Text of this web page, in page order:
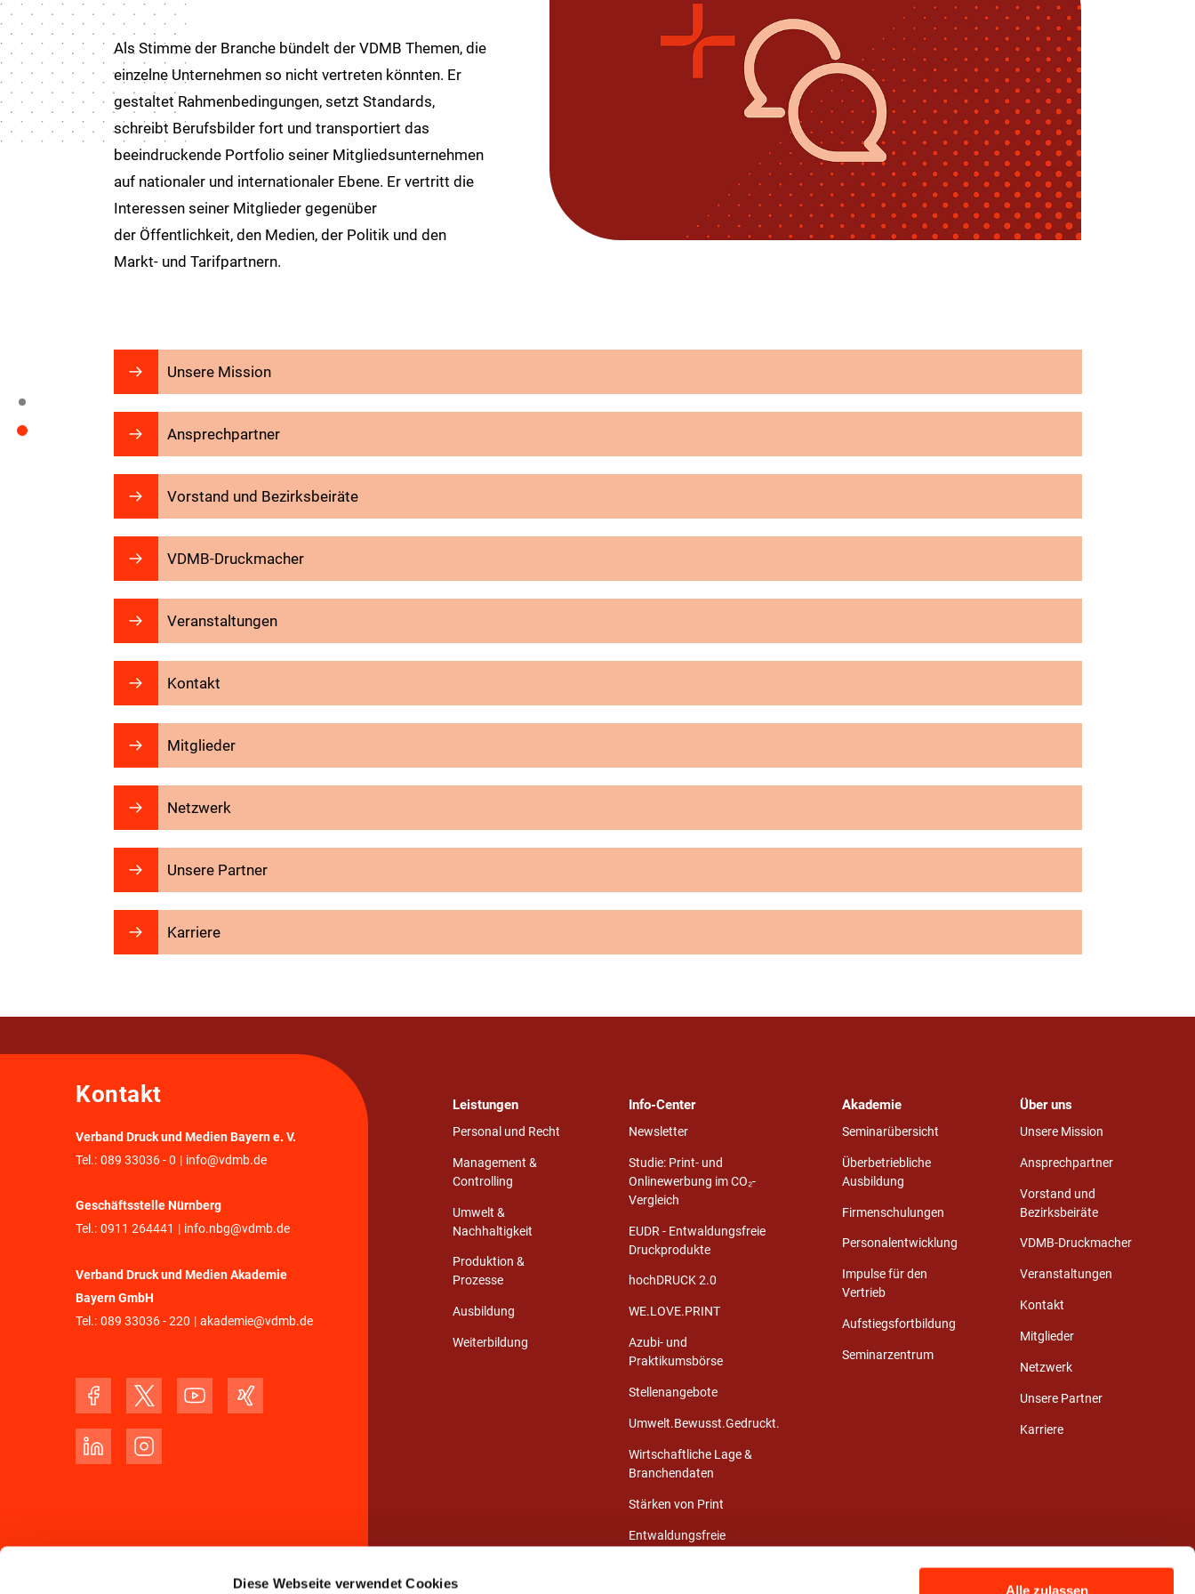
Diese Webseite verwendet Cookies Alle zulassen
Als Stimme der Branche bündelt der VDMB Themen, die
einzelne Unternehmen so nicht vertreten könnten. Er
gestaltet Rahmenbedingungen, setzt Standards,
schreibt Berufsbilder fort und transportiert das
beeindruckende Portfolio seiner Mitgliedsunternehmen
auf nationaler und internationaler Ebene. Er vertritt die
Interessen seiner Mitglieder gegenüber
der Öffentlichkeit, den Medien, der Politik und den
Markt- und Tarifpartnern.
Unsere Mission
Ansprechpartner
Vorstand und Bezirksbeiräte
VDMB-Druckmacher
Veranstaltungen
Kontakt
Mitglieder
Netzwerk
Unsere Partner
Karriere
Kontakt
Verband Druck und Medien Bayern e. V.
Tel.: 089 33036 - 0 | info@vdmb.de
Geschäftsstelle Nürnberg
Tel.: 0911 264441 | info.nbg@vdmb.de
Verband Druck und Medien Akademie
Bayern GmbH
Tel.: 089 33036 - 220 | akademie@vdmb.de
Leistungen
Personal und Recht
Management &
Controlling
Umwelt &
Nachhaltigkeit
Produktion &
Prozesse
Ausbildung
Weiterbildung
Info-Center
Newsletter
Studie: Print- und
Onlinewerbung im CO₂-
Vergleich
EUDR - Entwaldungsfreie
Druckprodukte
hochDRUCK 2.0
WE.LOVE.PRINT
Azubi- und
Praktikumsbörse
Stellenangebote
Umwelt.Bewusst.Gedruckt.
Wirtschaftliche Lage &
Branchendaten
Stärken von Print
Entwaldungsfreie
Akademie
Seminarübersicht
Überbetriebliche
Ausbildung
Firmenschulungen
Personalentwicklung
Impulse für den
Vertrieb
Aufstiegsfortbildung
Seminarzentrum
Über uns
Unsere Mission
Ansprechpartner
Vorstand und
Bezirksbeiräte
VDMB-Druckmacher
Veranstaltungen
Kontakt
Mitglieder
Netzwerk
Unsere Partner
Karriere